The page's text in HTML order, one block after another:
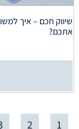
שיווק חכם – איך
אתכם?
1
2